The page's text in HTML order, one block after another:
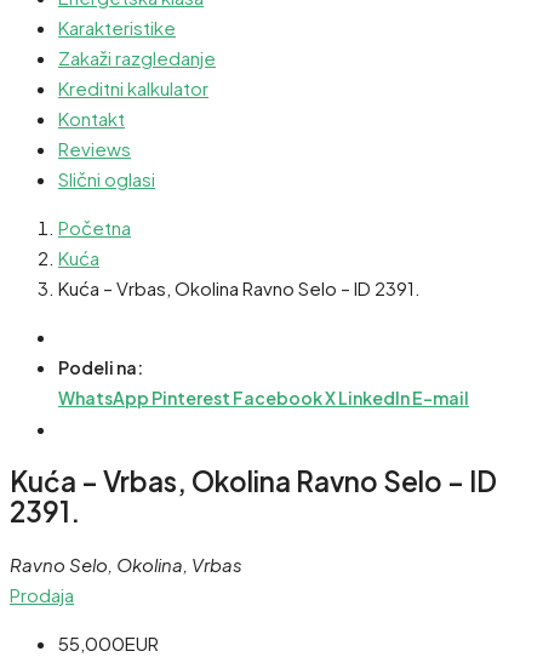
Karakteristike
Zakaži razgledanje
Kreditni kalkulator
Kontakt
Reviews
Slični oglasi
Početna
Kuća
Kuća – Vrbas, Okolina Ravno Selo – ID 2391.
Podeli na:
WhatsApp Pinterest FacebookXLinkedInE-mail
Kuća – Vrbas, Okolina Ravno Selo – ID
2391.
Ravno Selo, Okolina, Vrbas
Prodaja
55,000EUR